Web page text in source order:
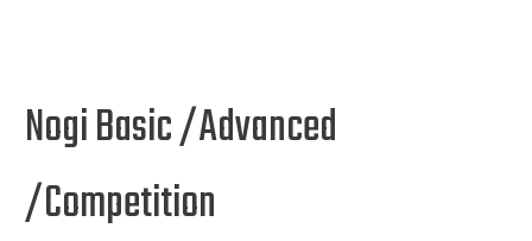
Nogi Basic /Advanced
/Competition